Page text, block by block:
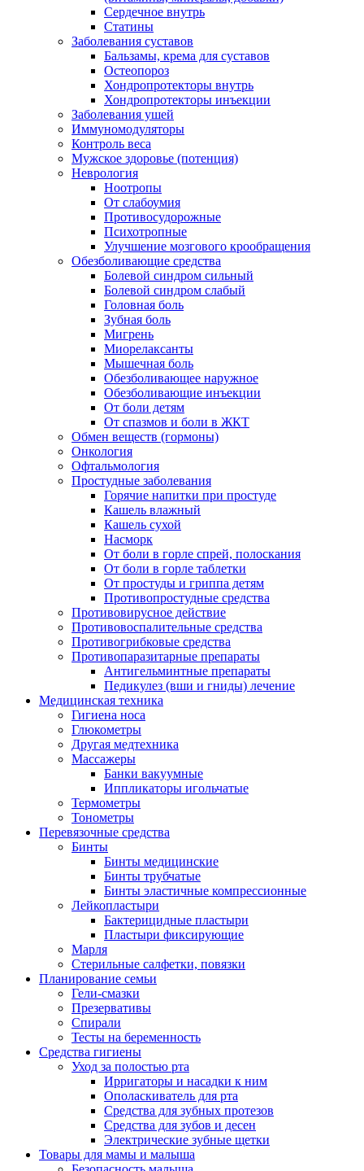
Сердечное внутрь
Статины
Заболевания суставов
Бальзамы, крема для суставов
Остеопороз
Хондропротекторы внутрь
Хондропротекторы инъекции
Заболевания ушей
Иммуномодуляторы
Контроль веса
Мужское здоровье (потенция)
Неврология
Ноотропы
От слабоумия
Противосудорожные
Психотропные
Улучшение мозгового крообращения
Обезболивающие средства
Болевой синдром сильный
Болевой синдром слабый
Головная боль
Зубная боль
Мигрень
Миорелаксанты
Мышечная боль
Обезболивающее наружное
Обезболивающие инъекции
От боли детям
От спазмов и боли в ЖКТ
Обмен веществ (гормоны)
Онкология
Офтальмология
Простудные заболевания
Горячие напитки при простуде
Кашель влажный
Кашель сухой
Насморк
От боли в горле спрей, полоскания
От боли в горле таблетки
От простуды и гриппа детям
Противопростудные средства
Противовирусное действие
Противовоспалительные средства
Противогрибковые средства
Противопаразитарные препараты
Антигельминтные препараты
Педикулез (вши и гниды) лечение
Медицинская техника
Гигиена носа
Глюкометры
Другая медтехника
Массажеры
Банки вакуумные
Иппликаторы игольчатые
Термометры
Тонометры
Перевязочные средства
Бинты
Бинты медицинские
Бинты трубчатые
Бинты эластичные компрессионные
Лейкопластыри
Бактерицидные пластыри
Пластыри фиксирующие
Марля
Стерильные салфетки, повязки
Планирование семьи
Гели-смазки
Презервативы
Спирали
Тесты на беременность
Средства гигиены
Уход за полостью рта
Ирригаторы и насадки к ним
Ополаскиватель для рта
Средства для зубных протезов
Средства для зубов и десен
Электрические зубные щетки
Товары для мамы и малыша